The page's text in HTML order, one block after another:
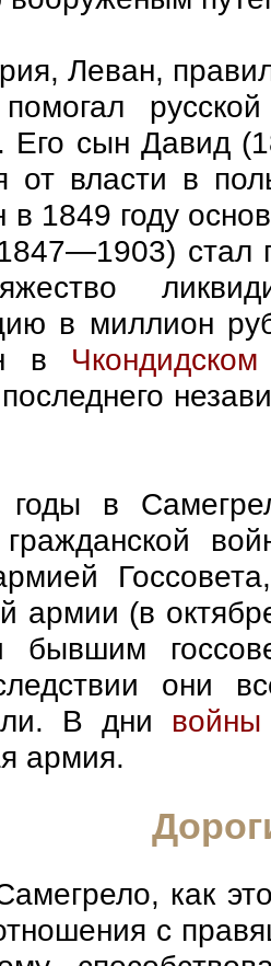
Леван,
. Его сын Давид
от власти в
в 1849 году
стал
в миллион
в
в
армии (в
бывшим
они
В дни
армия.
как
с